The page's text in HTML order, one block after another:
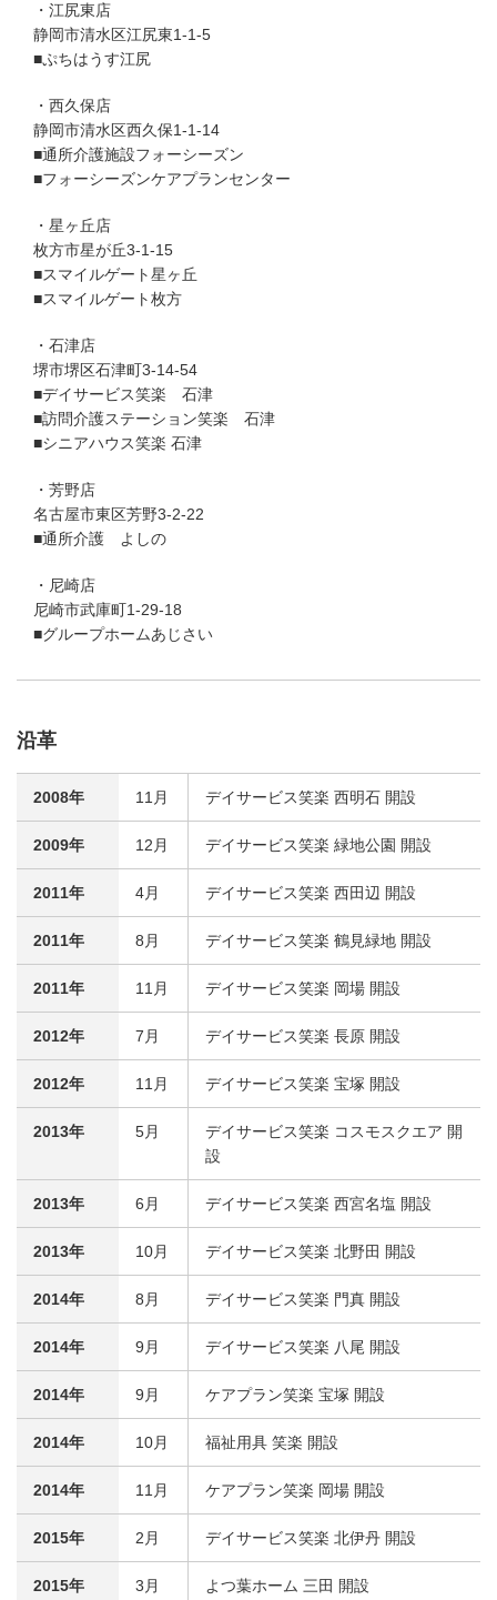
・江尻東店
静岡市清水区江尻東1-1-5
■ぷちはうす江尻
・西久保店
静岡市清水区西久保1-1-14
■通所介護施設フォーシーズン
■フォーシーズンケアプランセンター
・星ヶ丘店
枚方市星が丘3-1-15
■スマイルゲート星ヶ丘
■スマイルゲート枚方
・石津店
堺市堺区石津町3-14-54
■デイサービス笑楽 石津
■訪問介護ステーション笑楽 石津
■シニアハウス笑楽 石津
・芳野店
名古屋市東区芳野3-2-22
■通所介護 よしの
・尼崎店
尼崎市武庫町1-29-18
■グループホームあじさい
沿革
2008年 11月 デイサービス笑楽 西明石 開設
2009年 12月 デイサービス笑楽 緑地公園 開設
2011年 4月 デイサービス笑楽 西田辺 開設
2011年 8月 デイサービス笑楽 鶴見緑地 開設
2011年 11月 デイサービス笑楽 岡場 開設
2012年 7月 デイサービス笑楽 長原 開設
2012年 11月 デイサービス笑楽 宝塚 開設
2013年 5月
デイサービス笑楽 コスモスクエア 開
設
2013年 6月 デイサービス笑楽 西宮名塩 開設
2013年 10月 デイサービス笑楽 北野田 開設
2014年 8月 デイサービス笑楽 門真 開設
2014年 9月 デイサービス笑楽 八尾 開設
2014年 9月 ケアプラン笑楽 宝塚 開設
2014年 10月 福祉用具 笑楽 開設
2014年 11月 ケアプラン笑楽 岡場 開設
2015年 2月 デイサービス笑楽 北伊丹 開設
2015年 3月
よつ葉ホーム 三田 開設